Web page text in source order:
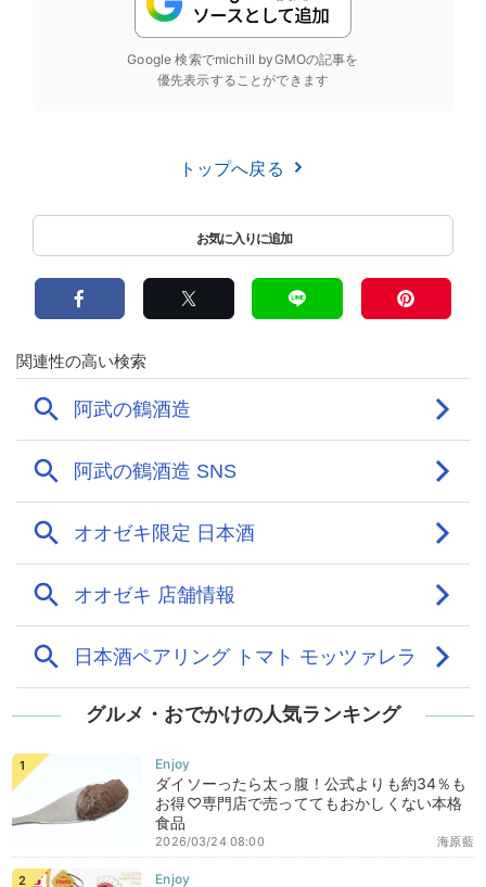
Google 検索でmichill byGMOの記事を
優先表示することができます
トップへ戻る
グルメ・おでかけの人気ランキング
ダイソーったら太っ腹！公式よりも約34％も
お得♡専門店で売っててもおかしくない本格
食品
海原藍
2026/03/24 08:00